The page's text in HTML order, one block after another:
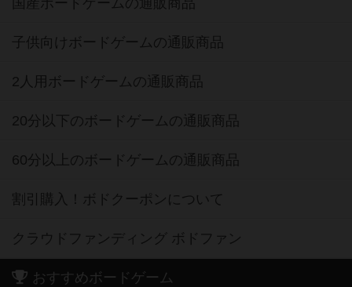
国産ボードゲームの通販商品
子供向けボードゲームの通販商品
2人用ボードゲームの通販商品
20分以下のボードゲームの通販商品
60分以上のボードゲームの通販商品
割引購入！ボドクーポンについて
クラウドファンディング ボドファン
おすすめボードゲーム